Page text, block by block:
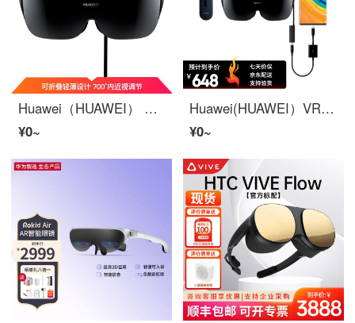
Huawei（HUAWEI） VR Glass メガネインテリジェントメガネスマホ投屏头戴体性感覚ゲーム機3D全景CV10巨大スクリーン体验 官方标配
¥0~
Huawei(HUAWEI）VR Glass VRメガネCV10 インテリジェントメガネ Huaweivrメガネ VR 二手9成新 VR Glass
¥0~